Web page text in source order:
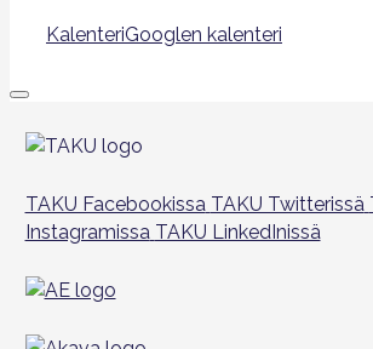
KalenteriGooglen kalenteri
TAKU Facebookissa TAKU Twitterissä
Instagramissa TAKU LinkedInissä